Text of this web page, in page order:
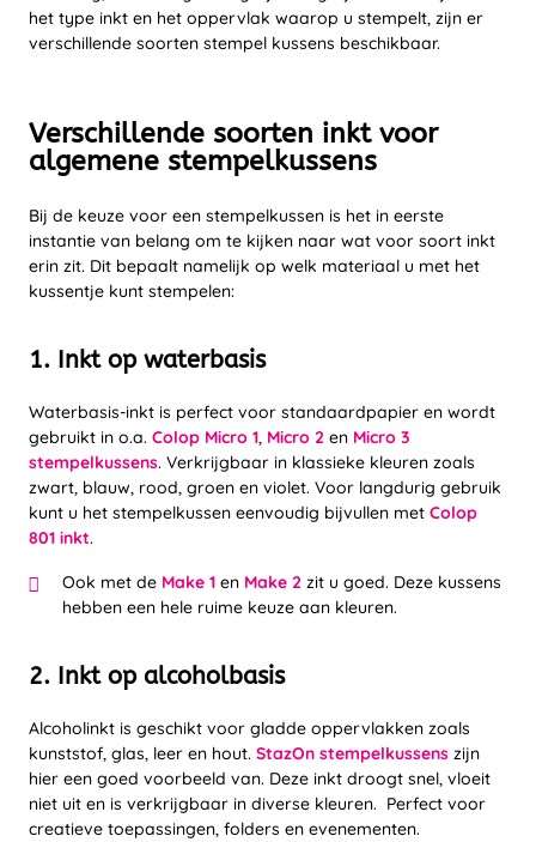
het type inkt en het oppervlak waarop u stempelt, zijn er
verschillende soorten stempel kussens beschikbaar.
Verschillende soorten inkt voor
algemene stempelkussens
Bij de keuze voor een stempelkussen is het in eerste
instantie van belang om te kijken naar wat voor soort inkt
erin zit. Dit bepaalt namelijk op welk materiaal u met het
kussentje kunt stempelen:
1. Inkt op waterbasis
Waterbasis-inkt is perfect voor standaardpapier en wordt
gebruikt in o.a. Colop Micro 1 Micro 2 en Micro 3
stempelkussens. Verkrijgbaar in klassieke kleuren zoals
zwart, blauw, rood, groen en violet. Voor langdurig gebruik
kunt u het stempelkussen eenvoudig bijvullen met Colop
801 inkt.
Ook met de Make 1 en Make 2 zit u goed. Deze kussens
hebben een hele ruime keuze aan kleuren.
2. Inkt op alcoholbasis
Alcoholinkt is geschikt voor gladde oppervlakken zoals
kunststof, glas, leer en hout. StazOn stempelkussens zijn
hier een goed voorbeeld van. Deze inkt droogt snel, vloeit
niet uit en is verkrijgbaar in diverse kleuren. Perfect voor
creatieve toepassingen, folders en evenementen.